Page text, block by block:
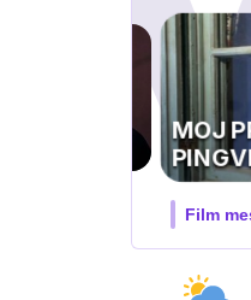
UEFA
V živo